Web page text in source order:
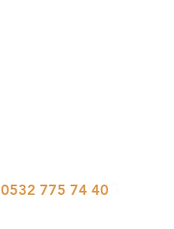
0532 775 74 40